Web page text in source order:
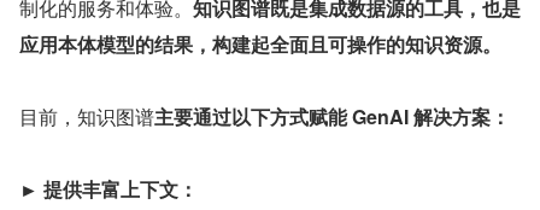
制化的服务和体验。 知识图谱既是集成数据源的工具，也是
应用本体模型的结果，构建起全面且可操作的知识资源。
目前，知识图谱主要通过以下方式赋能 GenAI 解决方案：
► 提供丰富上下文：